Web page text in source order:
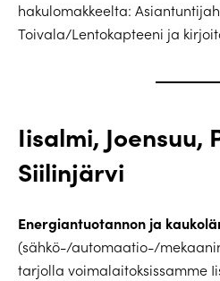
hakulomakkeelta:
Toivala/Lentokapteeni ja
Iisalmi, Joensuu,
Siilinjärvi
Energiantuotannon ja
(sähkö-/automaatio-/
tarjolla voimalaitoksissamme